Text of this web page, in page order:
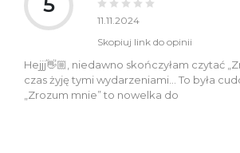
11.11.2024
Skopiuj link do opinii
Hejjj👋🏼, niedawno skończyłam czytać
czas żyję tymi wydarzeniami… To była
„Zrozum mnie” to nowelka do